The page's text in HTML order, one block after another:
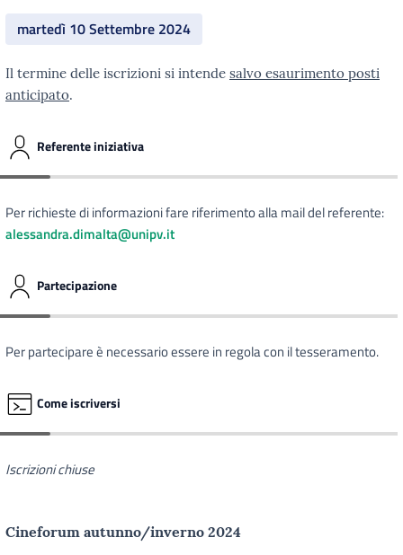
martedì 10 Settembre 2024
Il termine delle iscrizioni si intende salvo esaurimento posti
anticipato.
Referente iniziativa
Per richieste di informazioni fare riferimento alla mail del referente:
alessandra.dimalta@unipv.it
Partecipazione
Per partecipare è necessario essere in regola con il tesseramento.
Come iscriversi
Iscrizioni chiuse
Cineforum autunno/inverno 2024